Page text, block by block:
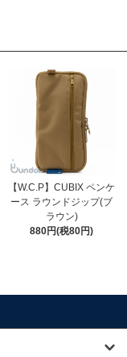
【W.C.P】CUBIX ペンケ
ース ラウンドジップ(ブ
ラウン)
880円(税80円)